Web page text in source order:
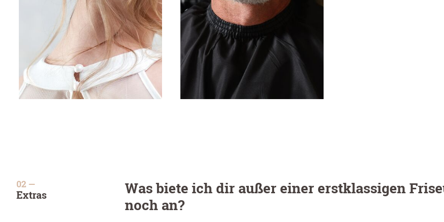
Extras
Was biete ich dir außer einer erstklassigen
noch an?